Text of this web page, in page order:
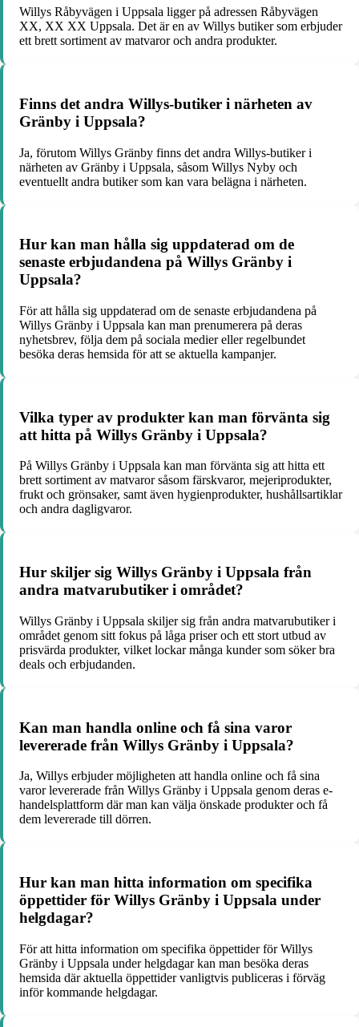
Willys Råbyvägen i Uppsala ligger på adressen Råbyvägen
XX, XX XX Uppsala. Det är en av Willys butiker som erbjuder
ett brett sortiment av matvaror och andra produkter.
Finns det andra Willys-butiker i närheten av
Gränby i Uppsala?
Ja, förutom Willys Gränby finns det andra Willys-butiker i
närheten av Gränby i Uppsala, såsom Willys Nyby och
eventuellt andra butiker som kan vara belägna i närheten.
Hur kan man hålla sig uppdaterad om de
senaste erbjudandena på Willys Gränby i
Uppsala?
För att hålla sig uppdaterad om de senaste erbjudandena på
Willys Gränby i Uppsala kan man prenumerera på deras
nyhetsbrev, följa dem på sociala medier eller regelbundet
besöka deras hemsida för att se aktuella kampanjer.
Vilka typer av produkter kan man förvänta sig
att hitta på Willys Gränby i Uppsala?
På Willys Gränby i Uppsala kan man förvänta sig att hitta ett
brett sortiment av matvaror såsom färskvaror, mejeriprodukter,
frukt och grönsaker, samt även hygienprodukter, hushållsartiklar
och andra dagligvaror.
Hur skiljer sig Willys Gränby i Uppsala från
andra matvarubutiker i området?
Willys Gränby i Uppsala skiljer sig från andra matvarubutiker i
området genom sitt fokus på låga priser och ett stort utbud av
prisvärda produkter, vilket lockar många kunder som söker bra
deals och erbjudanden.
Kan man handla online och få sina varor
levererade från Willys Gränby i Uppsala?
Ja, Willys erbjuder möjligheten att handla online och få sina
varor levererade från Willys Gränby i Uppsala genom deras e-
handelsplattform där man kan välja önskade produkter och få
dem levererade till dörren.
Hur kan man hitta information om specifika
öppettider för Willys Gränby i Uppsala under
helgdagar?
För att hitta information om specifika öppettider för Willys
Gränby i Uppsala under helgdagar kan man besöka deras
hemsida där aktuella öppettider vanligtvis publiceras i förväg
inför kommande helgdagar.